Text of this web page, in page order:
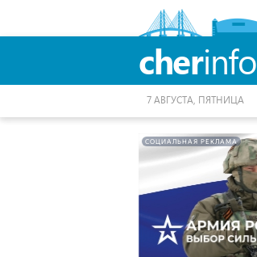
cherinfo
7 АВГУСТА, ПЯТНИЦА
СОЦИАЛЬНАЯ РЕКЛАМА